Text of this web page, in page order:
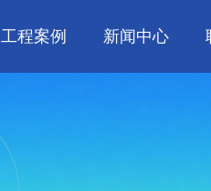
工程案例 新闻中心